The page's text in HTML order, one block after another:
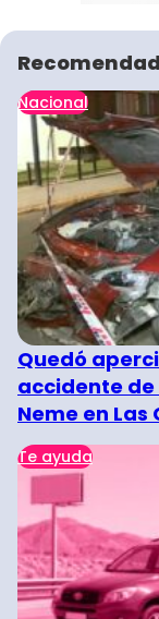
Nacional
Quedó
accidente
Neme en Las
Te ayuda